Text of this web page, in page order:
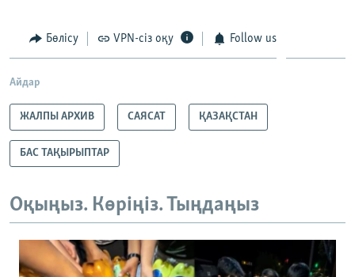
Бөлісу VPN-сіз оқу Follow us
Айдар
ЖАЛПЫ АРХИВ САЯСАТ ҚАЗАҚСТАН
БАС ТАҚЫРЫПТАР
Оқыңыз. Көріңіз. Тыңдаңыз